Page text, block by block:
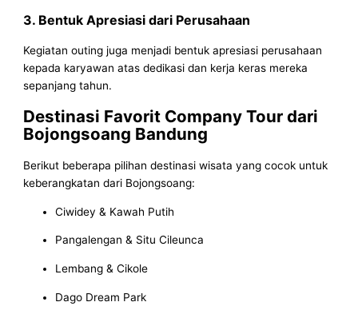
3. Bentuk Apresiasi dari Perusahaan
Kegiatan outing juga menjadi bentuk apresiasi perusahaan
kepada karyawan atas dedikasi dan kerja keras mereka
sepanjang tahun.
Destinasi Favorit Company Tour dari
Bojongsoang Bandung
Berikut beberapa pilihan destinasi wisata yang cocok untuk
keberangkatan dari Bojongsoang:
Ciwidey & Kawah Putih
Pangalengan & Situ Cileunca
Lembang & Cikole
Dago Dream Park